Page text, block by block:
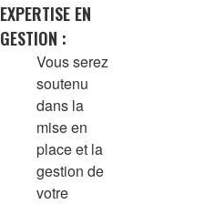
EXPERTISE EN
GESTION :
Vous serez
soutenu
dans la
mise en
place et la
gestion de
votre